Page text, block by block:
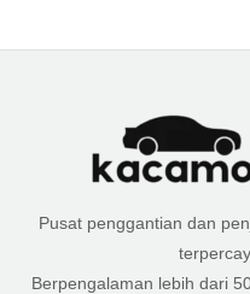
Pusat penggantian dan
Berpengalaman lebih dari